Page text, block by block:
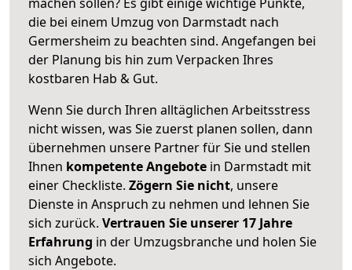
die bei einem Umzug von Darmstadt nach
Germersheim zu beachten sind. Angefangen bei
der Planung bis hin zum Verpacken Ihres
kostbaren Hab & Gut.
Wenn Sie durch Ihren alltäglichen Arbeitsstress
nicht wissen, was Sie zuerst planen sollen, dann
übernehmen unsere Partner für Sie und stellen
Ihnen kompetente Angebote in Darmstadt mit
einer Checkliste. Zögern Sie nicht, unsere
Dienste in Anspruch zu nehmen und lehnen Sie
sich zurück. Vertrauen Sie unserer 17 Jahre
Erfahrung in der Umzugsbranche und holen Sie
sich Angebote.